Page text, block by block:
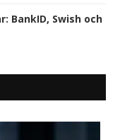
BankID, Swish och